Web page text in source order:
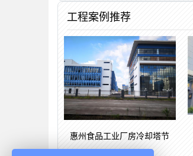
工程案例推荐
惠州食品工业厂房冷却塔节